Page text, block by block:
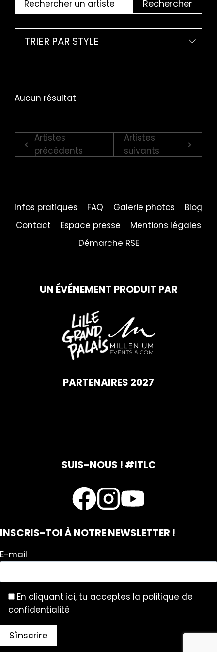
Rechercher
TRIER PAR STYLE
Aucun résultat
Artistes
précédents
Artistes
suivants
Infos pratiques FAQ Galerie photos
Blog
Contact
Espace presse
Mentions légales
Démarche RSE
UN ÉVÉNEMENT PRODUIT PAR
PARTENAIRES 2027
SUIS-NOUS ! #ITLC
INSCRIS-TOI À NOTRE NEWSLETTER !
E-mail
En cliquant ici, tu acceptes la politique de
confidentialité